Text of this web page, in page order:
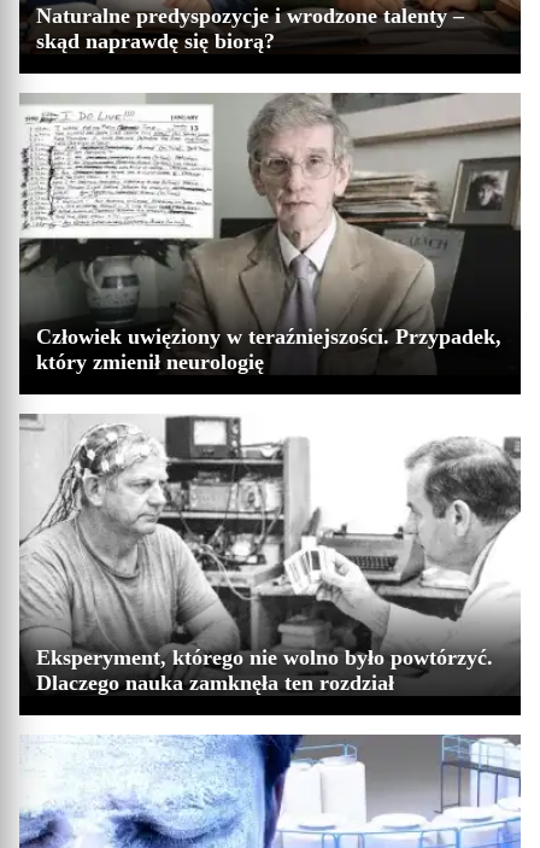
Naturalne predyspozycje i wrodzone talenty –
skąd naprawdę się biorą?
Człowiek uwięziony w teraźniejszości. Przypadek,
który zmienił neurologię
Eksperyment, którego nie wolno było powtórzyć.
Dlaczego nauka zamknęła ten rozdział